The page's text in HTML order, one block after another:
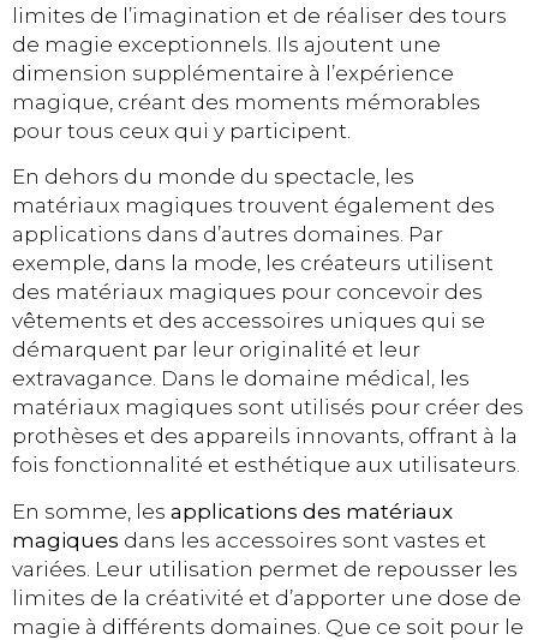
limites de l’imagination et de réaliser des tours
de magie exceptionnels. Ils ajoutent une
dimension supplémentaire à l’expérience
magique, créant des moments mémorables
pour tous ceux qui y participent.
En dehors du monde du spectacle, les
matériaux magiques trouvent également des
applications dans d’autres domaines. Par
exemple, dans la mode, les créateurs utilisent
des matériaux magiques pour concevoir des
vêtements et des accessoires uniques qui se
démarquent par leur originalité et leur
extravagance. Dans le domaine médical, les
matériaux magiques sont utilisés pour créer des
prothèses et des appareils innovants, offrant à la
fois fonctionnalité et esthétique aux utilisateurs.
En somme, les applications des matériaux
magiques dans les accessoires sont vastes et
variées. Leur utilisation permet de repousser les
limites de la créativité et d’apporter une dose de
magie à différents domaines. Que ce soit pour le